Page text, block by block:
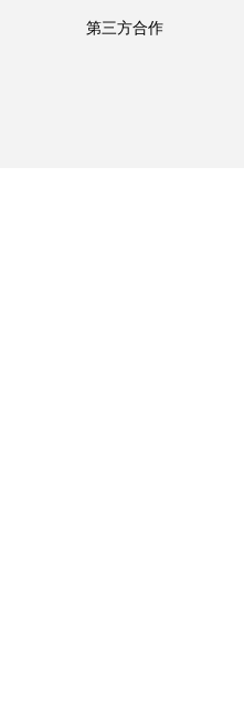
第三方合作